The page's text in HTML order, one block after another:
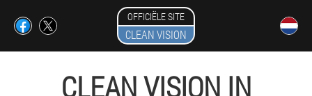
OFFICIËLE SITE
CLEAN VISION
CLEAN VISION IN